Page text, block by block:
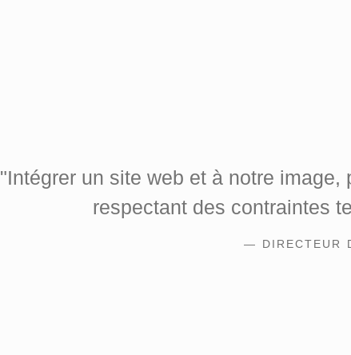
"Intégrer un site web et à notre
respectant des contraintes
— DIRECTEUR